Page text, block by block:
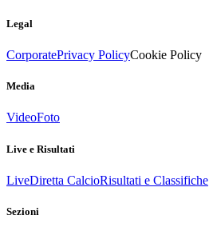
Legal
CorporatePrivacy PolicyCookie Policy
Media
VideoFoto
Live e Risultati
LiveDiretta CalcioRisultati e Classifiche
Sezioni